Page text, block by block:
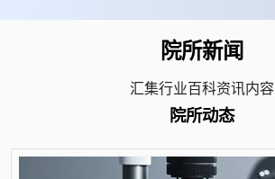
院所新闻
汇集行业百科资讯内容
院所动态